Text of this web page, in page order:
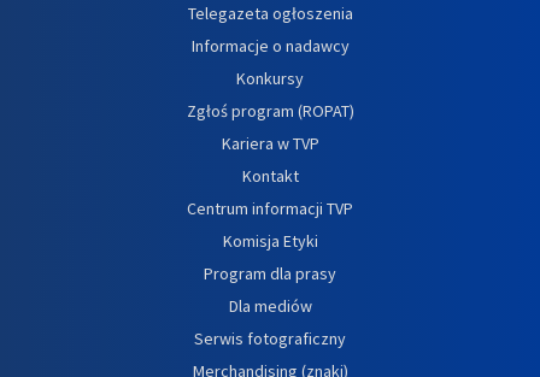
Telegazeta ogłoszenia
Informacje o nadawcy
Konkursy
Zgłoś program (ROPAT)
Kariera w TVP
Kontakt
Centrum informacji TVP
Komisja Etyki
Program dla prasy
Dla mediów
Serwis fotograficzny
Merchandising (znaki)